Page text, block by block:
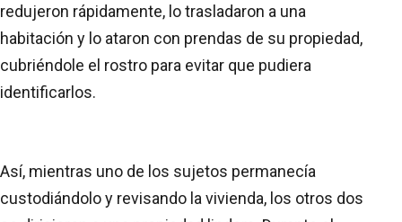
redujeron rápidamente, lo trasladaron a una
habitación y lo ataron con prendas de su propiedad,
cubriéndole el rostro para evitar que pudiera
identificarlos.
Así, mientras uno de los sujetos permanecía
custodiándolo y revisando la vivienda, los otros dos